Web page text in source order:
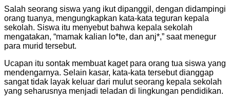
Salah seorang siswa yang ikut dipanggil, dengan didampingi
orang tuanya, mengungkapkan kata-kata teguran kepala
sekolah. Siswa itu menyebut bahwa kepala sekolah
mengatakan, “mamak kalian lo*te, dan anj*,” saat menegur
para murid tersebut.
Ucapan itu sontak membuat kaget para orang tua siswa yang
mendengarnya. Selain kasar, kata-kata tersebut dianggap
sangat tidak layak keluar dari mulut seorang kepala sekolah
yang seharusnya menjadi teladan di lingkungan pendidikan.